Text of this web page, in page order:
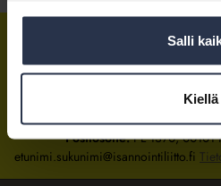
Salli
Kiellä
Isännöintiliitto
Isännöintiliiton toimistosijaitsee
Postiosoite:PL 1370,
etunimi.sukunimi@isannointiliitto.fi